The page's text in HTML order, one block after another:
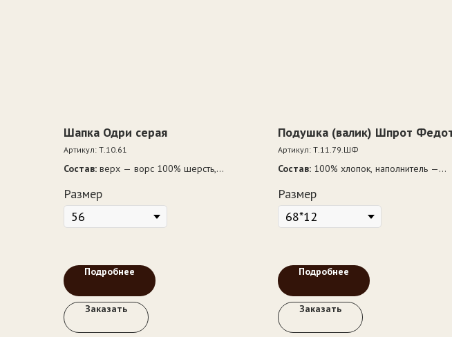
Шапка Одри серая
Артикул: Т.10.61
Состав: верх — ворс 100% шерсть,
Размер
Подробнее
Заказать
Подушка (валик) Шпрот
Артикул: Т.11.79.ШФ
Состав: 100% хлопок, наполнитель —
Размер
Подробнее
Заказать